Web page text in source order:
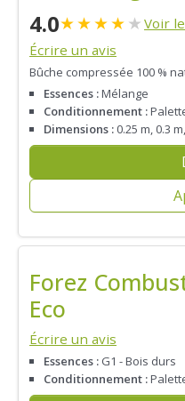
4.0★★★★★ Voir
Écrire un avis
Bûche compressée 100 %
Essences :Mélange
Conditionnement :
Dimensions : 0.25 m, 0.3
Forez
Eco
Écrire un avis
Essences : G1 - Bois durs
Conditionnement :